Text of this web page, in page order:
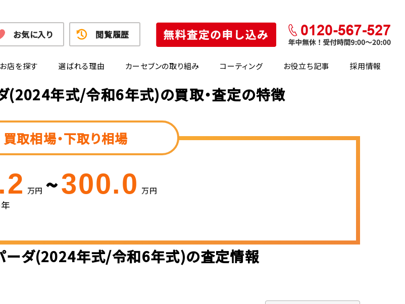
お店を探す 選ばれる理由 カーセブンの取り組み コーティング お役立ち記事 採用情報
お気に入り 閲覧履歴
(2024年式/令和6年式)の買取・査定の特徴
買取相場・下取り相場
万円 ~300.0 万円
ーダ(2024年式/令和6年式)の査定情報